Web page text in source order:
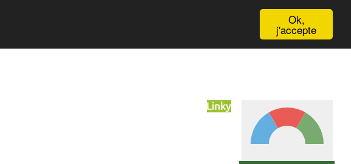
Ok,
j'accepte